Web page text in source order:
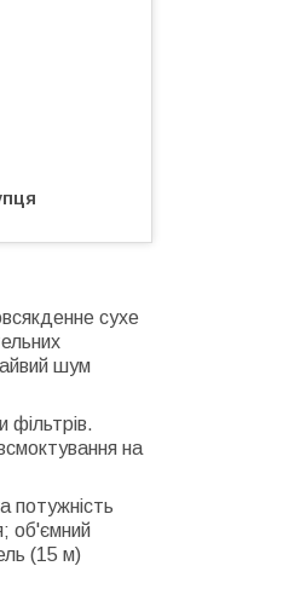
сухе
шум
фільтрів.
на
потужність
об'ємний
(15 м)